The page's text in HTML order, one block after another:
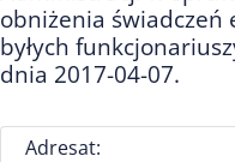
obniżenia
byłych
dnia 2017-04-07.
Adresat: